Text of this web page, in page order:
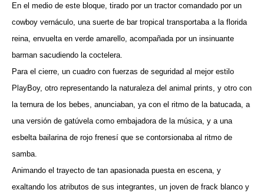
En el medio de este bloque, tirado por un tractor comandado por un
cowboy vernáculo, una suerte de bar tropical transportaba a la florida
reina, envuelta en verde amarello, acompañada por un insinuante
barman sacudiendo la coctelera.
Para el cierre, un cuadro con fuerzas de seguridad al mejor estilo
PlayBoy, otro representando la naturaleza del animal prints, y otro con
la ternura de los bebes, anunciaban, ya con el ritmo de la batucada, a
una versión de gatúvela como embajadora de la música, y a una
esbelta bailarina de rojo frenesí que se contorsionaba al ritmo de
samba.
Animando el trayecto de tan apasionada puesta en escena, y
exaltando los atributos de sus integrantes, un joven de frack blanco y